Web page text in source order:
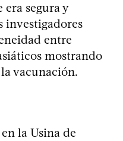
era segura y
investigadores
entre
mostrando
vacunación.
la Usina de